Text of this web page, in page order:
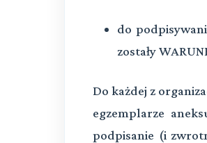
do
zostały
Do każdej z
egzemplarze
podpisanie (i